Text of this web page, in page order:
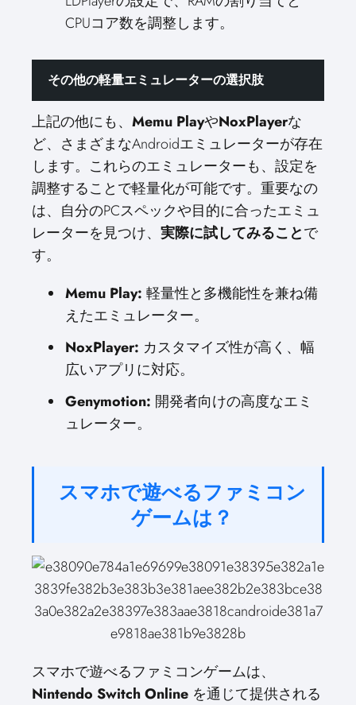
CPUコア数を調整します。
その他の軽量エミュレーターの選択肢
上記の他にも、 Memu PlayやNoxPlayerな
ど、さまざまなAndroidエミュレーターが存在
します。これらのエミュレーターも、設定を
調整することで軽量化が可能です。重要なの
は、自分のPCスペックや目的に合ったエミュ
レーターを見つけ、 実際に試してみることで
す。
Memu Play: 軽量性と多機能性を兼ね備
えたエミュレーター。
NoxPlayer: カスタマイズ性が高く、幅
広いアプリに対応。
Genymotion: 開発者向けの高度なエミ
ュレーター。
スマホで遊べるファミコン
ゲームは？
スマホで遊べるファミコンゲームは、
Nintendo Switch Online を通じて提供される